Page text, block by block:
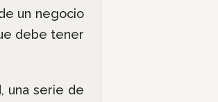
un negocio
debe tener
una serie de